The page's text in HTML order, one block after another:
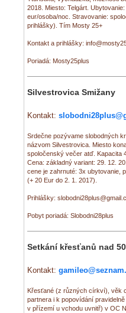
2018. Miesto: Telgárt.
eur/osoba/noc. Stravovanie:
prihlášky). Tím Mosty 25+
Kontakt a prihlášky:
Poriadá: Mosty25plus
Silvestrovica Smižany
Kontakt:
Srdečne pozývame slobodných
názvom Silvestrovica. Miesto
spoločenský večer atď. Kapacita
Cena: základný variant: 29. 12.
cene je zahrnuté: 3x ubytovanie,
(+ 20 Eur do 2. 1. 2017).
Prihlášky:
Pobyt poriadá: Slobodni28plus
Setkání křesťanů nad
Kontakt:
Křesťané (z různých církví), věk
partnera i k popovídání
v přízemí u vchodu uvnitř) v OC